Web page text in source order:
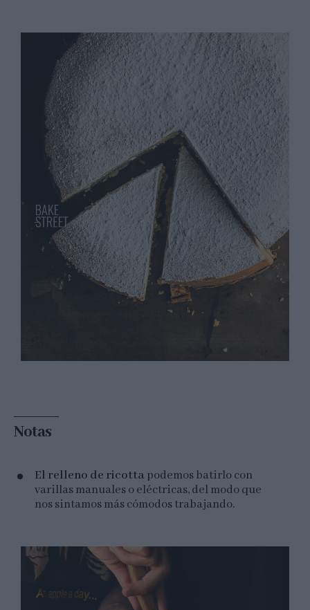
Notas
El relleno de ricottapodemos batirlo con
varillas manuales o eléctricas, del modo que
nos sintamos más cómodos trabajando.